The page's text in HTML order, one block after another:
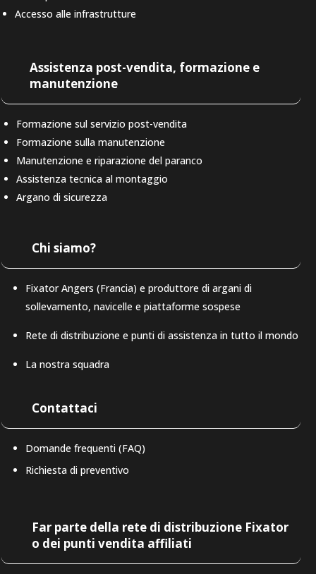
Accesso alle infrastrutture
Assistenza post-vendita, formazione e
manutenzione
Formazione sul servizio post-vendita
Formazione sulla manutenzione
Manutenzione e riparazione del paranco
Assistenza tecnica al montaggio
Argano di sicurezza
Chi siamo?
Fixator Angers (Francia) e produttore di argani di
sollevamento, navicelle e piattaforme sospese
Rete di distribuzione e punti di assistenza in tutto il mondo
La nostra squadra
Contattaci
Domande frequenti (FAQ)
Richiesta di preventivo
Far parte della rete di distribuzione Fixator
o dei punti vendita affiliati
DE
LAT-AM